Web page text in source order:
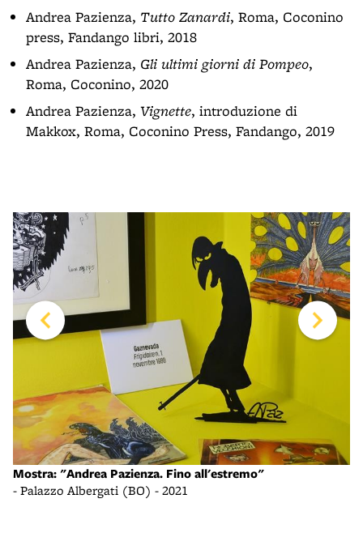
Andrea Pazienza, Tutto Zanardi, Roma, Coconino
press, Fandango libri, 2018
Andrea Pazienza, Gli ultimi giorni di Pompeo,
Roma, Coconino, 2020
Andrea Pazienza, Vignette, introduzione di
Makkox, Roma, Coconino Press, Fandango, 2019
Mostra: "Andrea Pazienza. Fino all'estremo"
- Palazzo Albergati (BO) - 2021